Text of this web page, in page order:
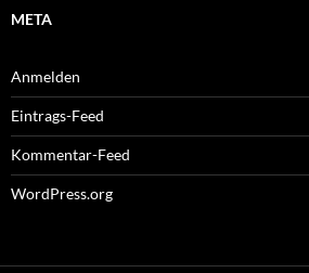
META
Anmelden
Eintrags-Feed
Kommentar-Feed
WordPress.org